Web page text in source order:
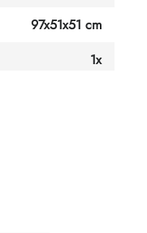
97x51x51 cm
1x